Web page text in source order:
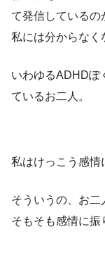
て発信しているの
私には分からなく
いわゆるADHDぽ
ているお二人。
私はけっこう感情
そういうの、お二
そもそも感情に振